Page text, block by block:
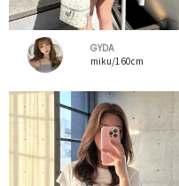
GYDA
miku/160cm